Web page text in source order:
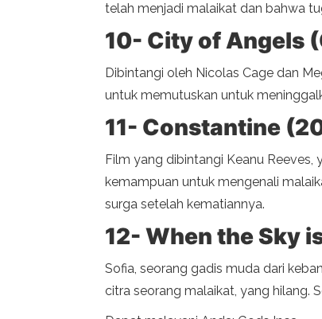
telah menjadi malaikat dan bahwa
10- City of Angels
Dibintangi oleh Nicolas Cage dan
untuk memutuskan untuk
11- Constantine
Film yang dibintangi Keanu Reeves,
kemampuan untuk mengenali
surga setelah kematiannya.
12- When the Sky
Sofia, seorang gadis muda dari
citra seorang malaikat, yang hilang.